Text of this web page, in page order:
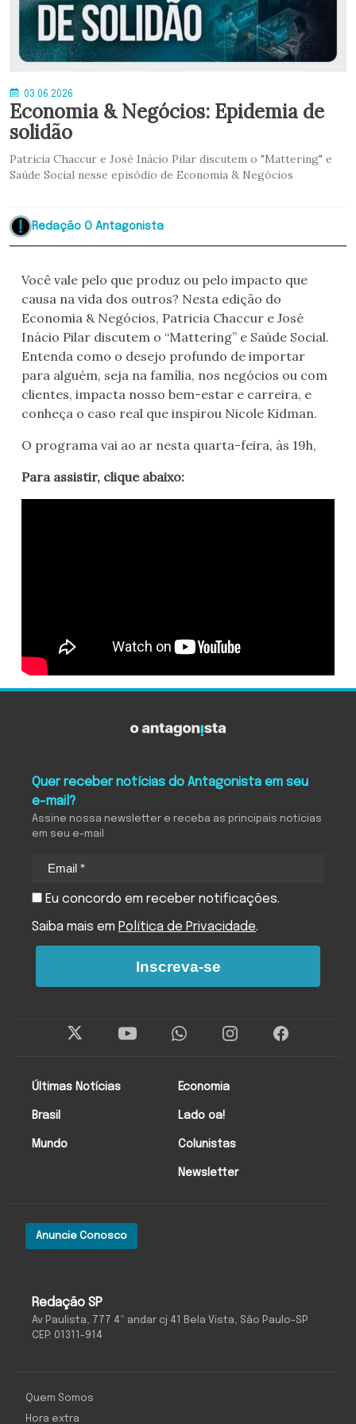
03.06.2026
Economia & Negócios: Epidemia de
solidão
Patricia Chaccur e José Inácio Pilar discutem o "Mattering" e
Saúde Social nesse episódio de Economia & Negócios
Redação O Antagonista
Você vale pelo que produz ou pelo impacto que
causa na vida dos outros? Nesta edição do
Economia & Negócios, Patricia Chaccur e José
Inácio Pilar discutem o “Mattering” e Saúde Social.
Entenda como o desejo profundo de importar
para alguém, seja na família, nos negócios ou com
clientes, impacta nosso bem-estar e carreira, e
conheça o caso real que inspirou Nicole Kidman.
O programa vai ao ar nesta quarta-feira, às 19h,
Para assistir, clique abaixo:
Redação SP
Av Paulista, 777 4º andar cj 41 Bela Vista, São Paulo-SP
CEP: 01311-914
Anuncie Conosco
Últimas Notícias
Brasil
Mundo
Economia
Lado oa!
Colunistas
Newsletter
Quer receber notícias do Antagonista em seu
e-mail?
Assine nossa newsletter e receba as principais notícias
em seu e-mail
Eu concordo em receber notificações.
Saiba mais em Política de Privacidade.
Inscreva-se
Quem Somos
Hora extra